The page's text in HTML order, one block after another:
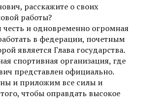
расскажите о своих
работы?
честь и одно­временно огромная
в федерации, почетным
является Глава государства.
спортивная организация, где
представлен официально.
и приложим все силы и
чтобы оправдать высокое